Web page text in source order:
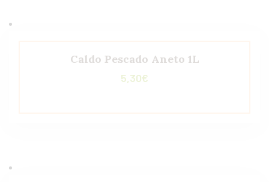
Caldo Pescado Aneto 1L
5,30€